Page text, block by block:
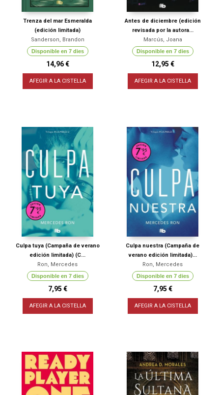
Trenza del mar Esmeralda
(edición limitada)
Sanderson, Brandon
Disponible en 7 dies
14,96 €
AFEGIR A LA CISTELLA
Antes de diciembre (edición
revisada por la autora...
Marcús, Joana
Disponible en 7 dies
12,95 €
AFEGIR A LA CISTELLA
Culpa tuya (Campaña de verano
edición limitada) (C...
Ron, Mercedes
Disponible en 7 dies
7,95 €
AFEGIR A LA CISTELLA
Culpa nuestra (Campaña de
verano edición limitada)...
Ron, Mercedes
Disponible en 7 dies
7,95 €
AFEGIR A LA CISTELLA